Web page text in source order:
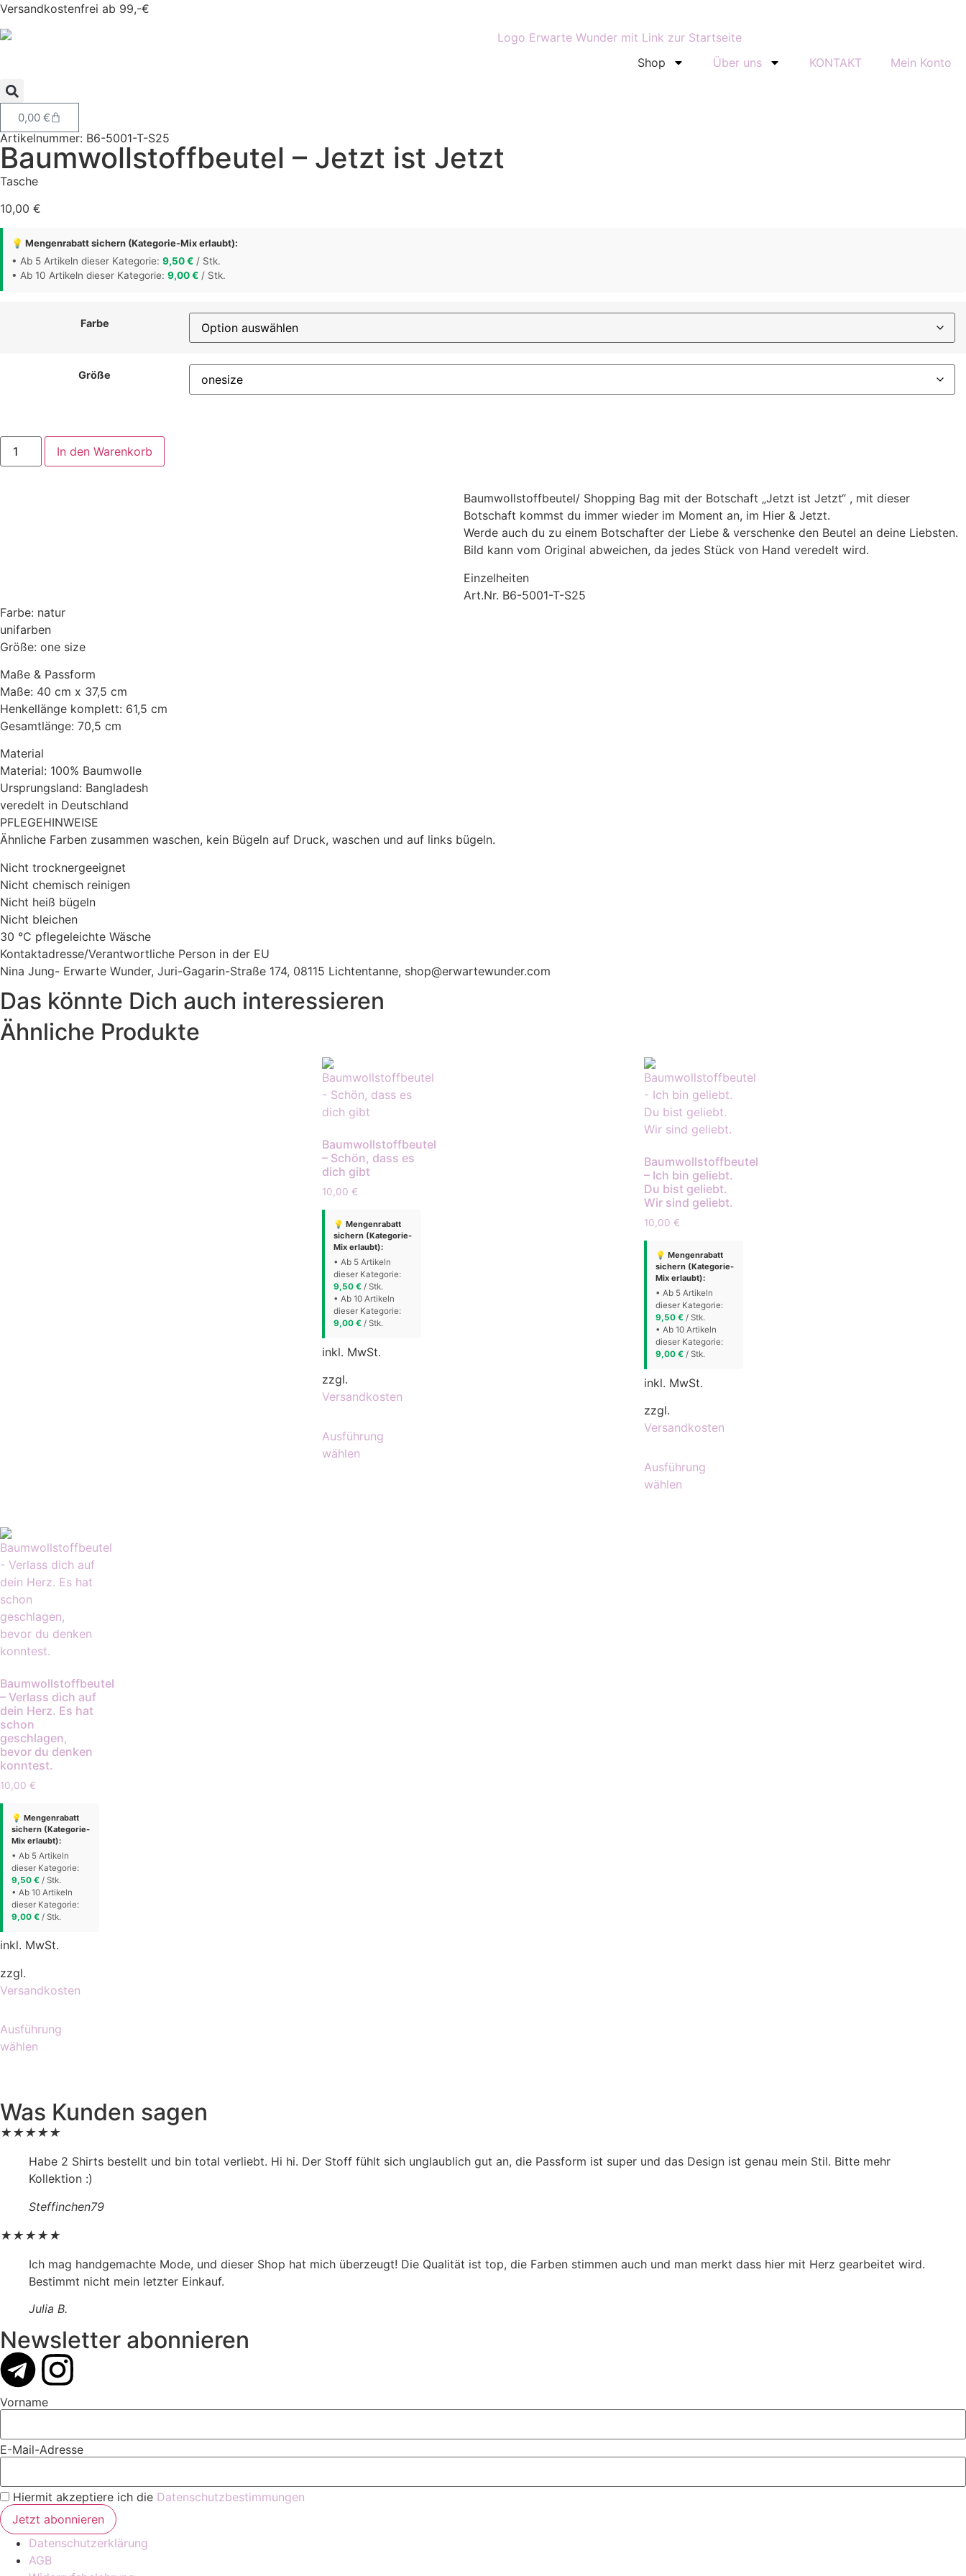
Versandkostenfrei ab 99,-€
Shop Über uns KONTAKT Mein Konto
0,00 €
Artikelnummer: B6-5001-T-S25
Baumwollstoffbeutel – Jetzt ist Jetzt
Tasche
10,00 €
💡 Mengenrabatt sichern (Kategorie-Mix erlaubt):
• Ab 5 Artikeln dieser Kategorie: 9,50€ / Stk.
• Ab 10 Artikeln dieser Kategorie: 9,00€ / Stk.
Farbe
Größe
In den Warenkorb
Baumwollstoffbeutel/ Shopping Bag mit der Botschaft „Jetzt ist Jetzt“ , mit dieser
Botschaft kommst du immer wieder im Moment an, im Hier & Jetzt.
Werde auch du zu einem Botschafter der Liebe & verschenke den Beutel an deine Liebsten.
Bild kann vom Original abweichen, da jedes Stück von Hand veredelt wird.
Einzelheiten
Art.Nr. B6-5001-T-S25
Farbe: natur
unifarben
Größe: one size
Maße & Passform
Maße: 40 cm x 37,5 cm
Henkellänge komplett: 61,5 cm
Gesamtlänge: 70,5 cm
Material
Material: 100% Baumwolle
Ursprungsland: Bangladesh
veredelt in Deutschland
PFLEGEHINWEISE
Ähnliche Farben zusammen waschen, kein Bügeln auf Druck, waschen und auf links bügeln.
Nicht trocknergeeignet
Nicht chemisch reinigen
Nicht heiß bügeln
Nicht bleichen
30 °C pflegeleichte Wäsche
Kontaktadresse/Verantwortliche Person in der EU
Nina Jung- Erwarte Wunder, Juri-Gagarin-Straße 174, 08115 Lichtentanne, shop@erwartewunder.com
Das könnte Dich auch interessieren
Ähnliche Produkte
Baumwollstoffbeutel
– Schön, dass es
dich gibt
10,00 €
💡 Mengenrabatt
sichern (Kategorie-
Mix erlaubt):
• Ab 5 Artikeln
dieser Kategorie:
9,50 € / Stk.
• Ab 10 Artikeln
dieser Kategorie:
9,00 € / Stk.
inkl. MwSt.
zzgl.
Versandkosten
Ausführung
wählen
Baumwollstoffbeutel
– Ich bin geliebt.
Du bist geliebt.
Wir sind geliebt.
10,00 €
💡 Mengenrabatt
sichern (Kategorie-
Mix erlaubt):
• Ab 5 Artikeln
dieser Kategorie:
9,50 € / Stk.
• Ab 10 Artikeln
dieser Kategorie:
9,00 € / Stk.
inkl. MwSt.
zzgl.
Versandkosten
Ausführung
wählen
Baumwollstoffbeutel
– Verlass dich auf
dein Herz. Es hat
schon
geschlagen,
bevor du denken
konntest.
10,00 €
💡 Mengenrabatt
sichern (Kategorie-
Mix erlaubt):
• Ab 5 Artikeln
dieser Kategorie:
9,50 € / Stk.
• Ab 10 Artikeln
dieser Kategorie:
9,00 € / Stk.
inkl. MwSt.
zzgl.
Versandkosten
Ausführung
wählen
Was Kunden sagen
★★★★★
Habe 2 Shirts bestellt und bin total verliebt. Hi hi. Der Stoff fühlt sich unglaublich gut an, die Passform ist super und das Design ist genau mein Stil. Bitte mehr
Kollektion :)
Steffinchen79
★★★★★
Ich mag handgemachte Mode, und dieser Shop hat mich überzeugt! Die Qualität ist top, die Farben stimmen auch und man merkt dass hier mit Herz gearbeitet wird.
Bestimmt nicht mein letzter Einkauf.
Julia B.
Newsletter abonnieren
Vorname
E-Mail-Adresse
Hiermit akzeptiere ich die Datenschutzbestimmungen
Datenschutzerklärung
AGB